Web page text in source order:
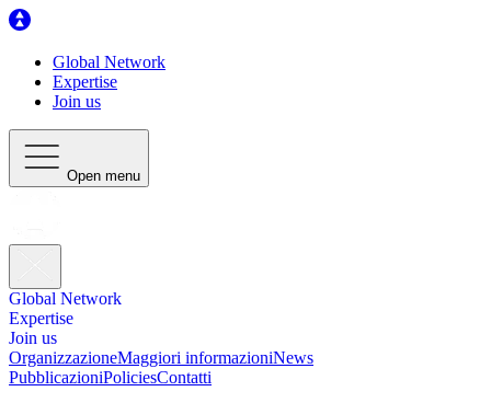
Global Network
Expertise
Join us
Open menu
Global Network
Expertise
Join us
OrganizzazioneMaggiori informazioniNews
PubblicazioniPoliciesContatti